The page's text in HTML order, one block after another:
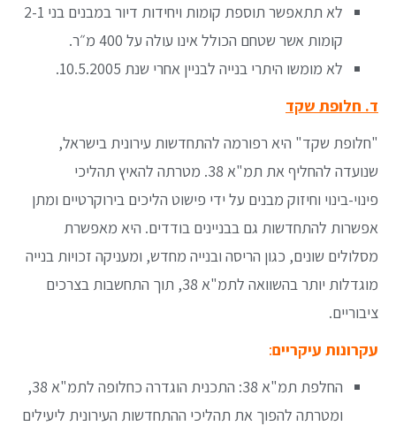
לא תתאפשר תוספת קומות ויחידות דיור במבנים בני 2-1
קומות אשר שטחם הכולל אינו עולה על 400 מ״ר.
לא מומשו היתרי בנייה לבניין אחרי שנת 10.5.2005.
ד. חלופת שקד
"חלופת שקד" היא רפורמה להתחדשות עירונית בישראל,
שנועדה להחליף את תמ"א 38. מטרתה להאיץ תהליכי
פינוי-בינוי וחיזוק מבנים על ידי פישוט הליכים בירוקרטיים ומתן
אפשרות להתחדשות גם בבניינים בודדים. היא מאפשרת
מסלולים שונים, כגון הריסה ובנייה מחדש, ומעניקה זכויות בנייה
מוגדלות יותר בהשוואה לתמ"א 38, תוך התחשבות בצרכים
ציבוריים.
עקרונות עיקריים:
החלפת תמ"א 38: התכנית הוגדרה כחלופה לתמ"א 38,
ומטרתה להפוך את תהליכי ההתחדשות העירונית ליעילים